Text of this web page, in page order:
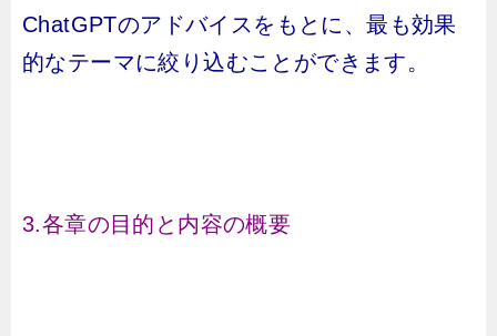
ChatGPTのアドバイスをもとに、最も効果
的なテーマに絞り込むことができます。
3.各章の目的と内容の概要